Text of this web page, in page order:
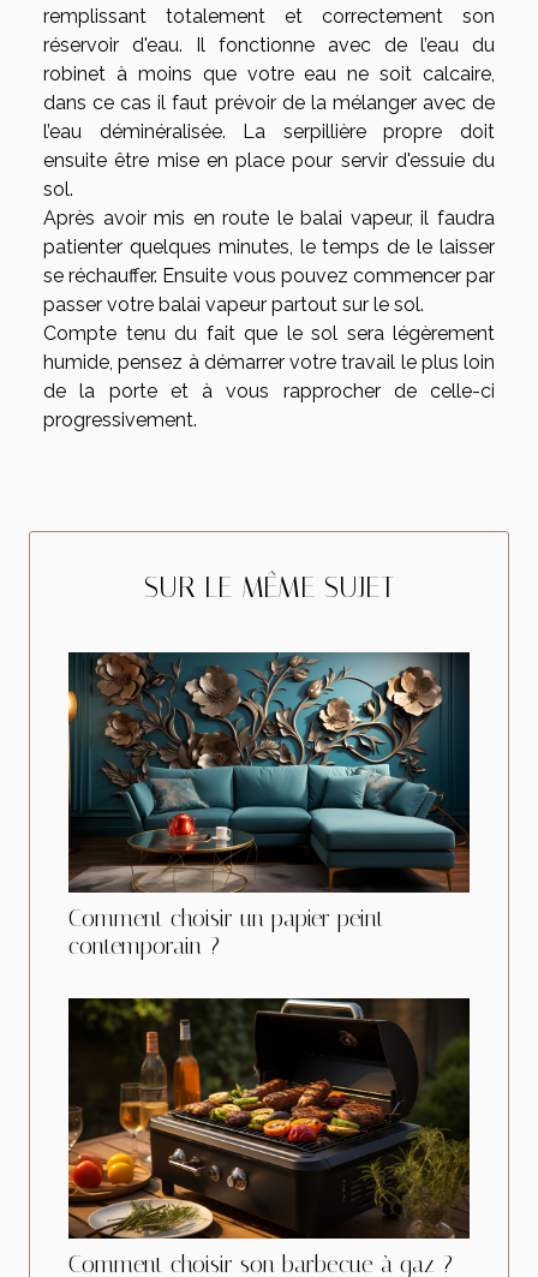
remplissant totalement et correctement son
réservoir d'eau. Il fonctionne avec de l’eau du
robinet à moins que votre eau ne soit calcaire,
dans ce cas il faut prévoir de la mélanger avec de
l’eau déminéralisée. La serpillière propre doit
ensuite être mise en place pour servir d'essuie du
sol.
Après avoir mis en route le balai vapeur, il faudra
patienter quelques minutes, le temps de le laisser
se réchauffer. Ensuite vous pouvez commencer par
passer votre balai vapeur partout sur le sol.
Compte tenu du fait que le sol sera légèrement
humide, pensez à démarrer votre travail le plus loin
de la porte et à vous rapprocher de celle-ci
progressivement.
SUR LE MÊME SUJET
Comment choisir un papier peint
contemporain ?
Comment choisir son barbecue à gaz ?